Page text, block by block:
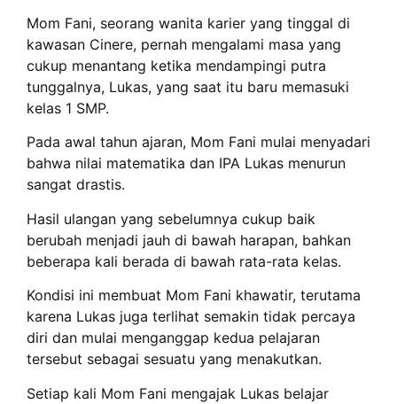
Mom Fani, seorang wanita karier yang tinggal di
kawasan Cinere, pernah mengalami masa yang
cukup menantang ketika mendampingi putra
tunggalnya, Lukas, yang saat itu baru memasuki
kelas 1 SMP.
Pada awal tahun ajaran, Mom Fani mulai menyadari
bahwa nilai matematika dan IPA Lukas menurun
sangat drastis.
Hasil ulangan yang sebelumnya cukup baik
berubah menjadi jauh di bawah harapan, bahkan
beberapa kali berada di bawah rata-rata kelas.
Kondisi ini membuat Mom Fani khawatir, terutama
karena Lukas juga terlihat semakin tidak percaya
diri dan mulai menganggap kedua pelajaran
tersebut sebagai sesuatu yang menakutkan.
Setiap kali Mom Fani mengajak Lukas belajar